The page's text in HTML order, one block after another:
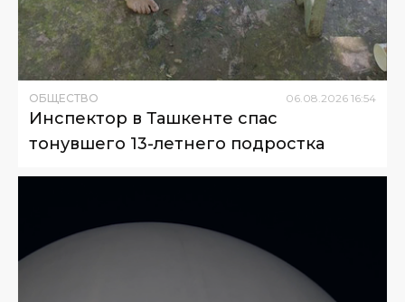
ОБЩЕСТВО 06.08.2026 16:54
Инспектор в Ташкенте спас
тонувшего 13-летнего подростка